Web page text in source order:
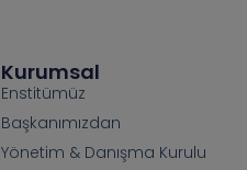
Kurumsal
Enstitümüz
Başkanımızdan
Yönetim & Danışma Kurulu